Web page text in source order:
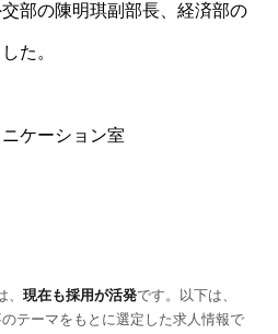
部の陳明琪副部長、経済部の
た。
ケーション室
現在も採用が活発です。以下は、
テーマをもとに選定した求人情報で